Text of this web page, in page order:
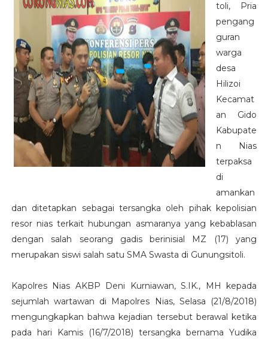
toli, Pria
pengang
guran
warga
desa
Hilizoi
Kecamat
an Gido
Kabupate
n Nias
terpaksa
di
amankan
dan ditetapkan sebagai tersangka oleh pihak kepolisian
resor nias terkait hubungan asmaranya yang kebablasan
dengan salah seorang gadis berinisial MZ (17) yang
merupakan siswi salah satu SMA Swasta di Gunungsitoli.
Kapolres Nias AKBP Deni Kurniawan, S.IK., MH kepada
sejumlah wartawan di Mapolres Nias, Selasa (21/8/2018)
mengungkapkan bahwa kejadian tersebut berawal ketika
pada hari Kamis (16/7/2018) tersangka bernama Yudika